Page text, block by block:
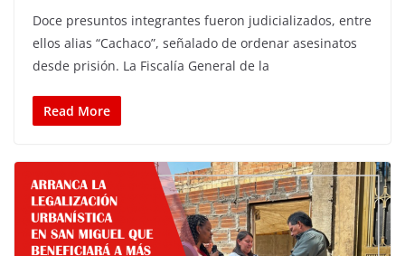
Doce presuntos integrantes fueron judicializados, entre
ellos alias “Cachaco”, señalado de ordenar asesinatos
desde prisión. La Fiscalía General de la
Read More